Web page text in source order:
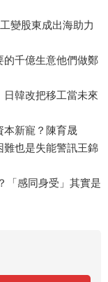
變股東成出海助力
千億生意他們做鄭
韓改把移工當未來
新寵？陳育晟
難也是失能警訊王錦
「感同身受」其實是